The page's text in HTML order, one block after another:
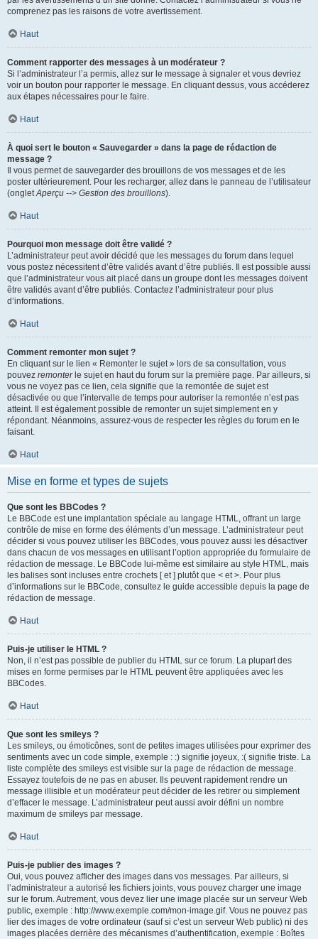
comprenez pas les raisons de votre avertissement.
Haut
Comment rapporter des messages à un modérateur ?
Si l’administrateur l’a permis, allez sur le message à signaler et vous devriez
voir un bouton pour rapporter le message. En cliquant dessus, vous accéderez
aux étapes nécessaires pour le faire.
Haut
À quoi sert le bouton « Sauvegarder » dans la page de rédaction de
message ?
Il vous permet de sauvegarder des brouillons de vos messages et de les
poster ultérieurement. Pour les recharger, allez dans le panneau de l’utilisateur
(ongletAperçu --> Gestion des brouillons).
Haut
Pourquoi mon message doit être validé ?
L’administrateur peut avoir décidé que les messages du forum dans lequel
vous postez nécessitent d’être validés avant d’être publiés. Il est possible aussi
que l’administrateur vous ait placé dans un groupe dont les messages doivent
être validés avant d’être publiés. Contactez l’administrateur pour plus
d’informations.
Haut
Comment remonter mon sujet ?
En cliquant sur le lien « Remonter le sujet » lors de sa consultation, vous
pouvez remonterle sujet en haut du forum sur la première page. Par ailleurs, si
vous ne voyez pas ce lien, cela signifie que la remontée de sujet est
désactivée ou que l’intervalle de temps pour autoriser la remontée n’est pas
atteint. Il est également possible de remonter un sujet simplement en y
répondant. Néanmoins, assurez-vous de respecter les règles du forum en le
faisant.
Haut
Mise en forme et types de sujets
Que sont les BBCodes ?
Le BBCode est une implantation spéciale au langage HTML, offrant un large
contrôle de mise en forme des éléments d’un message. L’administrateur peut
décider si vous pouvez utiliser les BBCodes, vous pouvez aussi les désactiver
dans chacun de vos messages en utilisant l’option appropriée du formulaire de
rédaction de message. Le BBCode lui-même est similaire au style HTML, mais
les balises sont incluses entre crochets [ et ] plutôt que < et >. Pour plus
d’informations sur le BBCode, consultez le guide accessible depuis la page de
rédaction de message.
Haut
Puis-je utiliser le HTML ?
Non, il n’est pas possible de publier du HTML sur ce forum. La plupart des
mises en forme permises par le HTML peuvent être appliquées avec les
BBCodes.
Haut
Que sont les smileys ?
Les smileys, ou émoticônes, sont de petites images utilisées pour exprimer des
sentiments avec un code simple, exemple : :) signifie joyeux, :( signifie triste. La
liste complète des smileys est visible sur la page de rédaction de message.
Essayez toutefois de ne pas en abuser. Ils peuvent rapidement rendre un
message illisible et un modérateur peut décider de les retirer ou simplement
d’effacer le message. L’administrateur peut aussi avoir défini un nombre
maximum de smileys par message.
Haut
Puis-je publier des images ?
Oui, vous pouvez afficher des images dans vos messages. Par ailleurs, si
l’administrateur a autorisé les fichiers joints, vous pouvez charger une image
sur le forum. Autrement, vous devez lier une image placée sur un serveur Web
public, exemple : http://www.exemple.com/mon-image.gif. Vous ne pouvez pas
lier des images de votre ordinateur (sauf si c’est un serveur Web public) ni des
images placées derrière des mécanismes d’authentification, exemple : Boîtes